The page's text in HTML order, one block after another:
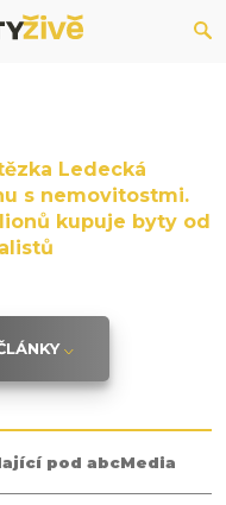
Ledecká
s nemovitostmi.
kupuje byty od
pod abcMedia